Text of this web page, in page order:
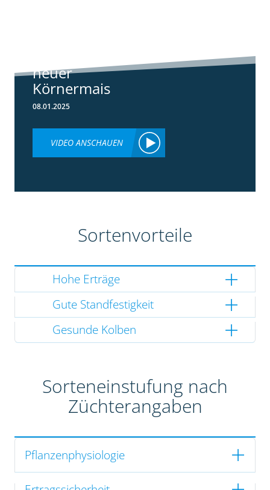
neuer
Körnermais
08.01.2025
VIDEO ANSCHAUEN
Sortenvorteile
Hohe Erträge
Gute Standfestigkeit
Gesunde Kolben
Sorteneinstufung nach
Züchterangaben
Pflanzenphysiologie